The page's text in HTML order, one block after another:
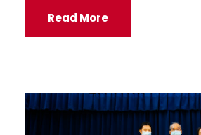
Read More